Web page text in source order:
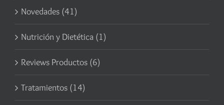
Novedades (41)
Nutrición y Dietética (1)
Reviews Productos (6)
Tratamientos (14)